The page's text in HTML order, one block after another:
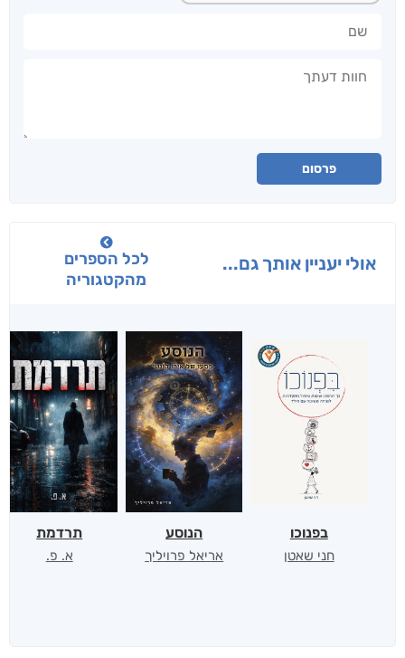
פרסום
אולי יעניין אותך גם...
לכל הספרים
מהקטגוריה
בפנוכו
חני שאטן
הנוסע
אריאל פרויליך
תרדמת
א. פ.